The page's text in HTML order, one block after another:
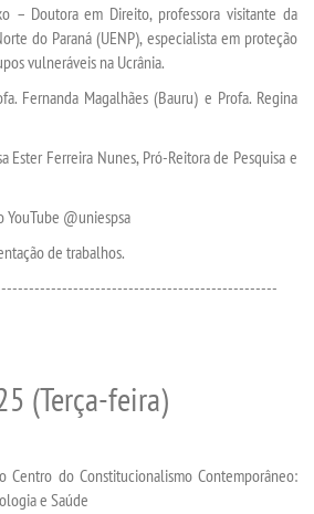
ACADÊMICO
– Doutora em Direito, professora visitante da
do Paraná (UENP), especialista em proteção
vulneráveis na Ucrânia.
Fernanda Magalhães (Bauru) e Profa. Regina
Ester Ferreira Nunes, Pró-Reitora de Pesquisa e
@uniespsa
de trabalhos.
(Terça-feira)
do Constitucionalismo Contemporâneo:
e Saúde